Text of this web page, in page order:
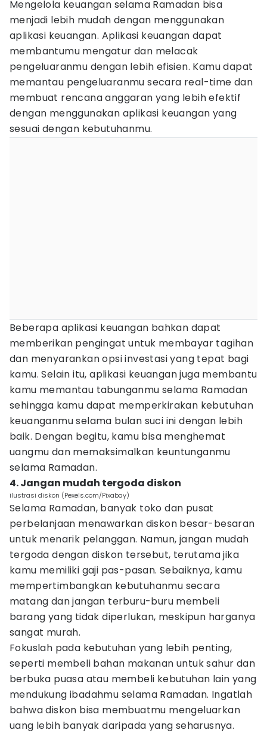
Mengelola keuangan selama Ramadan bisa
menjadi lebih mudah dengan menggunakan
aplikasi keuangan. Aplikasi keuangan dapat
membantumu mengatur dan melacak
pengeluaranmu dengan lebih efisien. Kamu dapat
memantau pengeluaranmu secara real-time dan
membuat rencana anggaran yang lebih efektif
dengan menggunakan aplikasi keuangan yang
sesuai dengan kebutuhanmu.
Beberapa aplikasi keuangan bahkan dapat
memberikan pengingat untuk membayar tagihan
dan menyarankan opsi investasi yang tepat bagi
kamu. Selain itu, aplikasi keuangan juga membantu
kamu memantau tabunganmu selama Ramadan
sehingga kamu dapat memperkirakan kebutuhan
keuanganmu selama bulan suci ini dengan lebih
baik. Dengan begitu, kamu bisa menghemat
uangmu dan memaksimalkan keuntunganmu
selama Ramadan.
4. Jangan mudah tergoda diskon
ilustrasi diskon (Pexels.com/Pixabay)
Selama Ramadan, banyak toko dan pusat
perbelanjaan menawarkan diskon besar-besaran
untuk menarik pelanggan. Namun, jangan mudah
tergoda dengan diskon tersebut, terutama jika
kamu memiliki gaji pas-pasan. Sebaiknya, kamu
mempertimbangkan kebutuhanmu secara
matang dan jangan terburu-buru membeli
barang yang tidak diperlukan, meskipun harganya
sangat murah.
Fokuslah pada kebutuhan yang lebih penting,
seperti membeli bahan makanan untuk sahur dan
berbuka puasa atau membeli kebutuhan lain yang
mendukung ibadahmu selama Ramadan. Ingatlah
bahwa diskon bisa membuatmu mengeluarkan
uang lebih banyak daripada yang seharusnya.